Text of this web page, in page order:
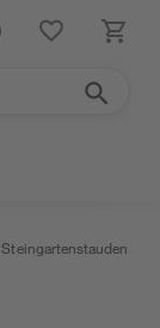
Steingartenstauden